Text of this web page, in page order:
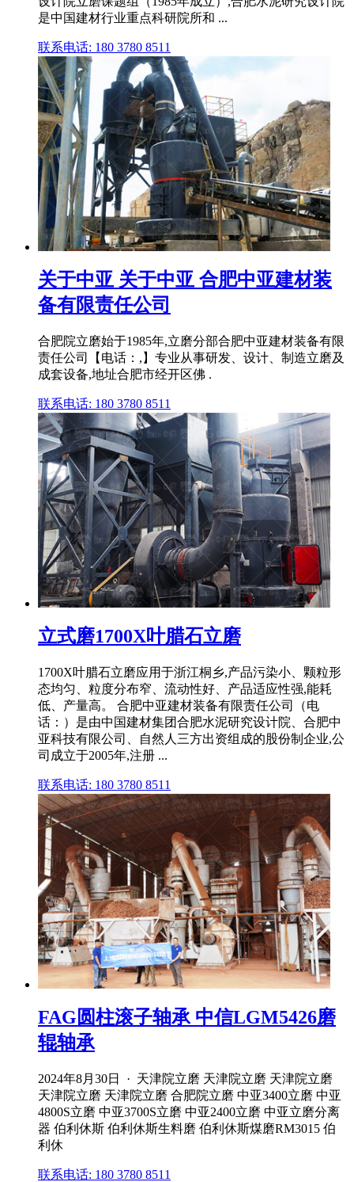
是中国建材行业重点科研院所和 ...
联系电话: 180 3780 8511
关于中亚 关于中亚 合肥中亚建材装
备有限责任公司
合肥院立磨始于1985年,立磨分部合肥中亚建材装备有限
责任公司【电话：,】专业从事研发、设计、制造立磨及
成套设备,地址合肥市经开区佛 .
联系电话: 180 3780 8511
立式磨1700X叶腊石立磨
1700X叶腊石立磨应用于浙江桐乡,产品污染小、颗粒形
态均匀、粒度分布窄、流动性好、产品适应性强,能耗
低、产量高。 合肥中亚建材装备有限责任公司（电
话：）是由中国建材集团合肥水泥研究设计院、合肥中
亚科技有限公司、自然人三方出资组成的股份制企业,公
司成立于2005年,注册 ...
联系电话: 180 3780 8511
FAG圆柱滚子轴承 中信LGM5426磨
辊轴承
2024年8月30日 · 天津院立磨 天津院立磨 天津院立磨
天津院立磨 天津院立磨 合肥院立磨 中亚3400立磨 中亚
4800S立磨 中亚3700S立磨 中亚2400立磨 中亚立磨分离
器 伯利休斯 伯利休斯生料磨 伯利休斯煤磨RM3015 伯
利休
联系电话: 180 3780 8511